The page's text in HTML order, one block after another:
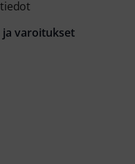
varoitukset